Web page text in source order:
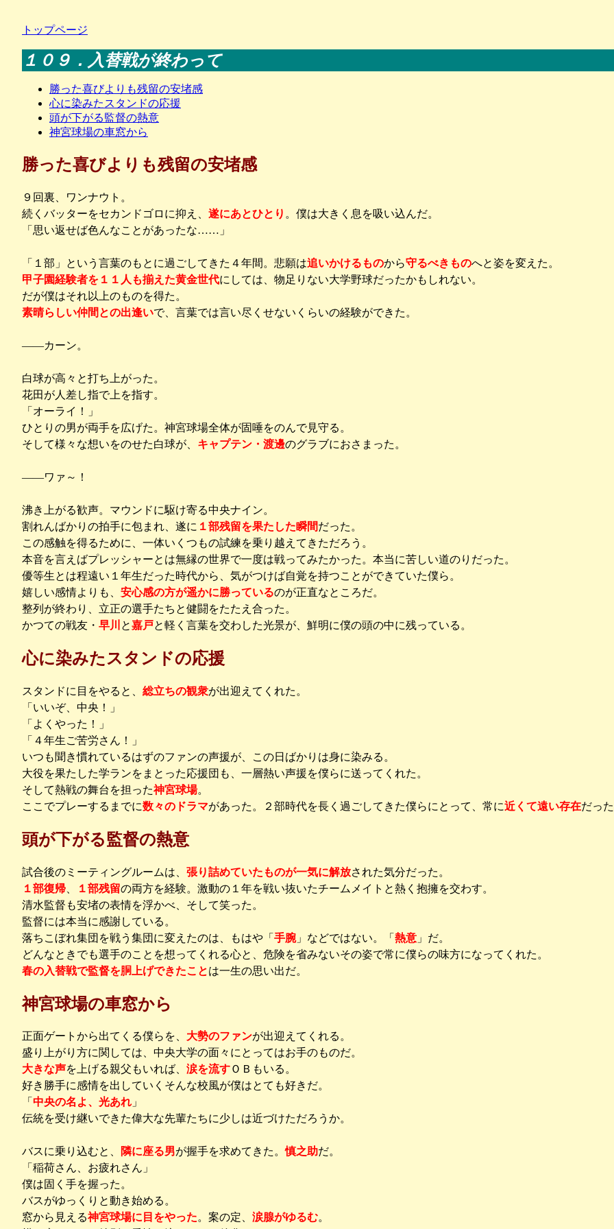
トップページ
１０９．入替戦が終わって
勝った喜びよりも残留の安堵感
心に染みたスタンドの応援
頭が下がる監督の熱意
神宮球場の車窓から
勝った喜びよりも残留の安堵感
９回裏、ワンナウト。
続くバッターをセカンドゴロに抑え、 遂にあとひとり 。僕は大きく息を吸い込んだ。
「思い返せば色んなことがあったな……」
「１部」という言葉のもとに過ごしてきた４年間。悲願は追いかけるものから守るべきものへと姿を変えた。
甲子園経験者を１１人も揃えた黄金世代にしては、物足りない大学野球だったかもしれない。
だが僕はそれ以上のものを得た。
素晴らしい仲間との出逢いで、言葉では言い尽くせないくらいの経験ができた。
――カーン。
白球が高々と打ち上がった。
花田が人差し指で上を指す。
「オーライ！」
ひとりの男が両手を広げた。神宮球場全体が固唾をのんで見守る。
そして様々な想いをのせた白球が、 キャプテン・渡邊のグラブにおさまった。
――ワァ～！
沸き上がる歓声。マウンドに駆け寄る中央ナイン。
割れんばかりの拍手に包まれ、遂に １部残留を果たした瞬間だった。
この感触を得るために、一体いくつもの試練を乗り越えてきただろう。
本音を言えばプレッシャーとは無縁の世界で一度は戦ってみたかった。本当に苦しい道のりだった。
優等生とは程遠い１年生だった時代から、気がつけば自覚を持つことができていた僕ら。
嬉しい感情よりも、 安心感の方が遥かに勝っているのが正直なところだ。
整列が終わり、立正の選手たちと健闘をたたえ合った。
かつての戦友・ 早川 と嘉戸と軽く言葉を交わした光景が、鮮明に僕の頭の中に残っている。
心に染みたスタンドの応援
スタンドに目をやると、 総立ちの観衆が出迎えてくれた。
「いいぞ、中央！」
「よくやった！」
「４年生ご苦労さん！」
いつも聞き慣れているはずのファンの声援が、この日ばかりは身に染みる。
大役を果たした学ランをまとった応援団も、一層熱い声援を僕らに送ってくれた。
そして熱戦の舞台を担った神宮球場。
ここでプレーするまでに数々のドラマがあった。２部時代を長く過ごしてきた僕らにとって、常に近くて遠い存在だっ
頭が下がる監督の熱意
試合後のミーティングルームは、 張り詰めていたものが一気に解放された気分だった。
１部復帰
１部残留の両方を経験。激動の１年を戦い抜いたチームメイトと熱く抱擁を交わす。
清水監督も安堵の表情を浮かべ、そして笑った。
監督には本当に感謝している。
落ちこぼれ集団を戦う集団に変えたのは、もはや「 手腕」などではない。「 熱意 」だ。
どんなときでも選手のことを想ってくれる心と、危険を省みないその姿で常に僕らの味方になってくれた。
春の入替戦で監督を胴上げできたことは一生の思い出だ。
神宮球場の車窓から
正面ゲートから出てくる僕らを、 大勢のファンが出迎えてくれる。
盛り上がり方に関しては、中央大学の面々にとってはお手のものだ。
大きな声を上げる親父もいれば、 涙を流すＯＢもいる。
好き勝手に感情を出していくそんな校風が僕はとても好きだ。
「 中央の名よ、光あれ 」
伝統を受け継いできた偉大な先輩たちに少しは近づけただろうか。
バスに乗り込むと、 隣に座る男が握手を求めてきた。慎之助だ。
「稲荷さん、お疲れさん」
僕は固く手を握った。
バスがゆっくりと動き始める。
窓から見える神宮球場に目をやった。案の定、 涙腺がゆるむ。